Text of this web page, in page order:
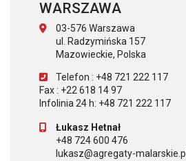
WARSZAWA
03-576 Warszawa
ul. Radzymińska 157
Mazowieckie, Polska
Telefon : +48 721 222 117
Fax : +22 618 14 97
Infolinia 24 h: +48 721 222 117
Łukasz Hetnał
+48 724 600 476
lukasz@agregaty-malarskie.pl